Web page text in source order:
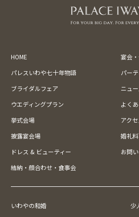
HOME
宴会
パレスいわや七十年物語
パー
ブライダルフェア
ニュ
ウエディングプラン
よく
挙式会場
アクセ
披露宴会場
婚礼
ドレス & ビューティー
お問
結納・顔合わせ・食事会
いわやの和婚
少